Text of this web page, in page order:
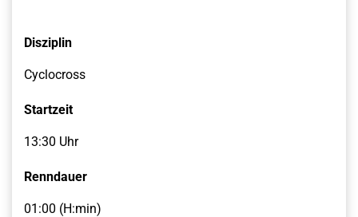
Disziplin
Cyclocross
Startzeit
13:30 Uhr
Renndauer
01:00 (H:min)